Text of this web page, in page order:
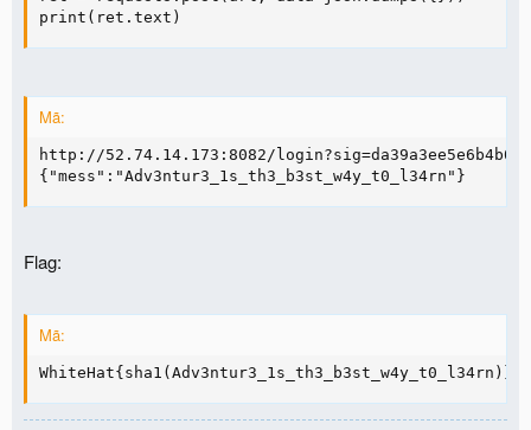
print(ret.text)
Mã:
http://52.74.14.173:8082/
{"mess":"Adv3ntur3_1s_th3_b3st_w4y_t0_l34rn"}
Flag:
Mã:
WhiteHat{sha1(Adv3ntur3_1s_th3_b3st_w4y_t0_l34rn)}